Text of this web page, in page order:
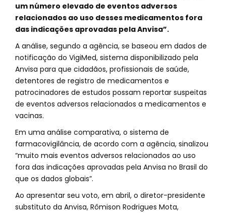
um número elevado de eventos adversos
relacionados ao uso desses medicamentos fora
das indicações aprovadas pela Anvisa”.
A análise, segundo a agência, se baseou em dados de
notificação do VigiMed, sistema disponibilizado pela
Anvisa para que cidadãos, profissionais de saúde,
detentores de registro de medicamentos e
patrocinadores de estudos possam reportar suspeitas
de eventos adversos relacionados a medicamentos e
vacinas.
Em uma análise comparativa, o sistema de
farmacovigilância, de acordo com a agência, sinalizou
“muito mais eventos adversos relacionados ao uso
fora das indicações aprovadas pela Anvisa no Brasil do
que os dados globais”.
Ao apresentar seu voto, em abril, o diretor-presidente
substituto da Anvisa, Rômison Rodrigues Mota,